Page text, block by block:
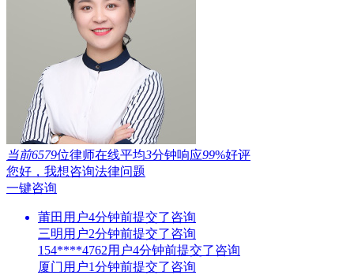
当前6579位律师在线平均3分钟响应99%好评
您好，我想咨询法律问题
一键咨询
莆田用户4分钟前提交了咨询
三明用户2分钟前提交了咨询
154****4762用户4分钟前提交了咨询
厦门用户1分钟前提交了咨询